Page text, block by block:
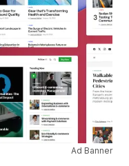
Ad Banner